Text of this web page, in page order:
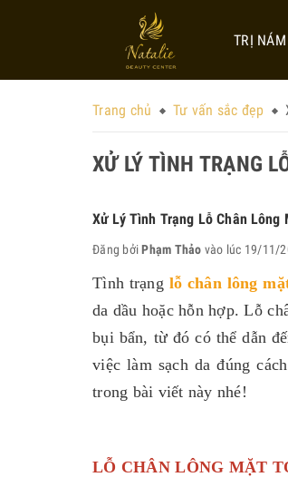
TRỊ NÁM
Trang chủ Tư vấn sắc đẹp
XỬ LÝ TÌNH TRẠNG
Xử Lý Tình Trạng Lỗ Chân Lông
Đăng bởiPhạm Thảo vào lúc 19/11/
Tình trạng lỗ chân lông
da dầu hoặc hỗn hợp. Lỗ
bụi bẩn, từ đó có thể dẫn
việc làm sạch da đúng
trong bài viết này nhé!
LỖ CHÂN LÔNG MẶT